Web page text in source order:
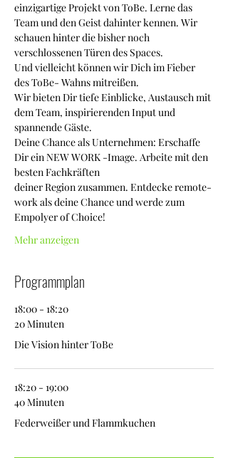
einzigartige Projekt von ToBe. Lerne das
Team und den Geist dahinter kennen. Wir
schauen hinter die bisher noch
verschlossenen Türen des Spaces.
Und vielleicht können wir Dich im Fieber
des ToBe- Wahns mitreißen.
Wir bieten Dir tiefe Einblicke, Austausch mit
dem Team, inspirierenden Input und
spannende Gäste.
Deine Chance als Unternehmen: Erschaffe
Dir ein NEW WORK -Image. Arbeite mit den
besten Fachkräften
deiner Region zusammen. Entdecke remote-
work als deine Chance und werde zum
Empolyer of Choice!
Mehr anzeigen
Programmplan
18:00 - 18:20
20 Minuten
Die Vision hinter ToBe
18:20 - 19:00
40 Minuten
Federweißer und Flammkuchen